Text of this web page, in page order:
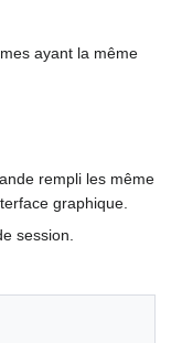
ayant la même
rempli les même
graphique.
session.